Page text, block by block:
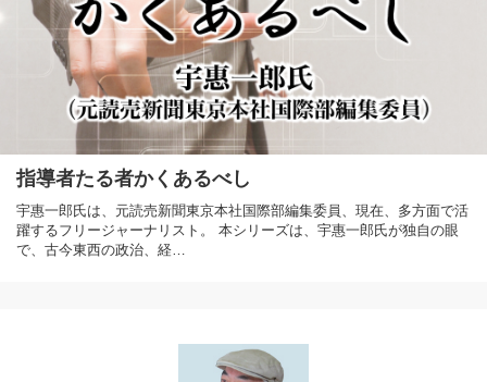
指導者たる者かくあるべし
宇惠一郎氏は、元読売新聞東京本社国際部編集委員、現在、多方面で活
躍するフリージャーナリスト。 本シリーズは、宇惠一郎氏が独自の眼
で、古今東西の政治、経…